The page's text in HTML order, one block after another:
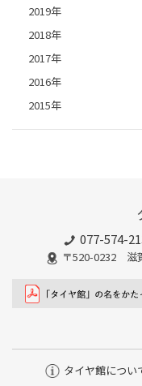
2019年
2018年
2017年
2016年
2015年
077-574-
〒520-0232 滋
タイヤ館につい